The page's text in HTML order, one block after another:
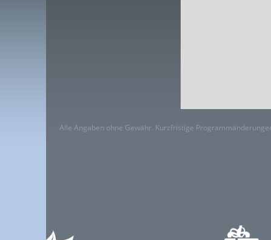
Alle Angaben ohne Gewähr. Kurzfristige